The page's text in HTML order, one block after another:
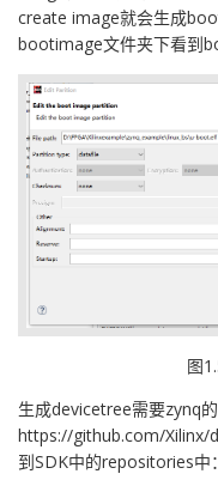
create image就会生成
bootimage文件夹下看到
图
生成devicetree需要zynq
https://github.com/Xilinx/
到SDK中的repositories中：